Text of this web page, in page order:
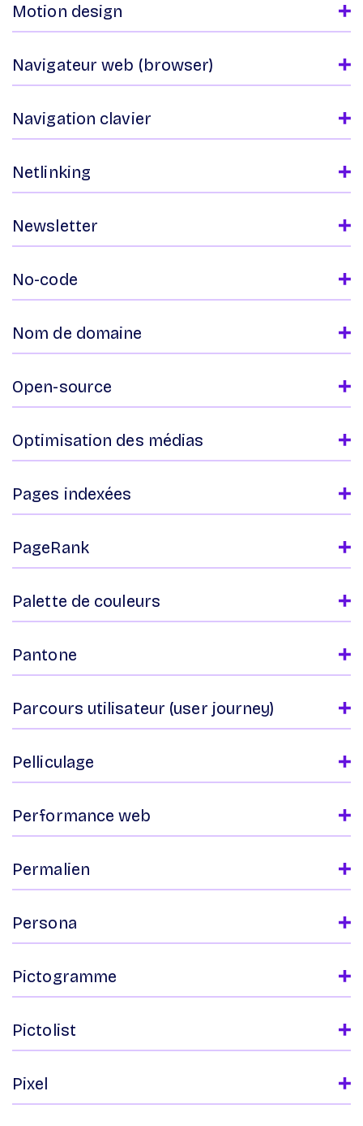
Motion design
Navigateur web (browser)
Navigation clavier
Netlinking
Newsletter
No-code
Nom de domaine
Open-source
Optimisation des médias
Pages indexées
PageRank
Palette de couleurs
Pantone
Parcours utilisateur (user journey)
Pelliculage
Performance web
Permalien
Persona
Pictogramme
Pictolist
Pixel